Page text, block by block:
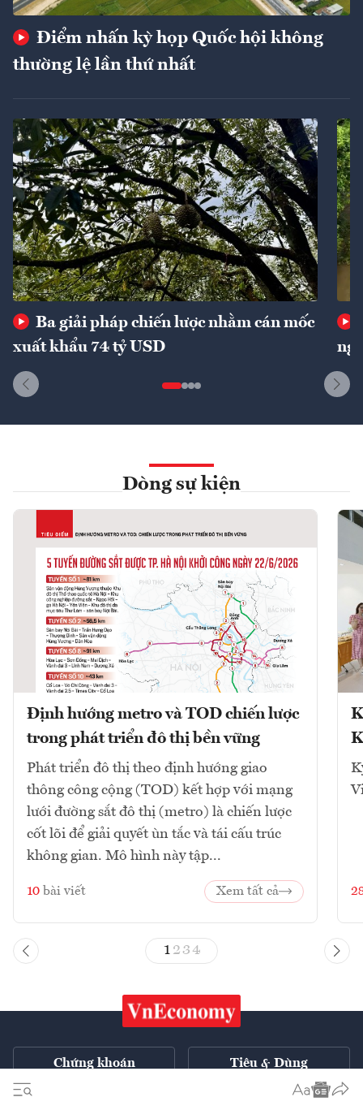
Điểm nhấn kỳ họp Quốc hội không
thường lệ lần thứ nhất
Ba giải pháp chiến lược nhằm cán mốc
xuất khẩu 74 tỷ USD
Dòng sự kiện
Định hướng metro và TOD chiến lược
trong phát triển đô thị bền vững
Phát triển đô thị theo định hướng giao
thông công cộng (TOD) kết hợp với mạng
lưới đường sắt đô thị (metro) là chiến lược
cốt lõi để giải quyết ùn tắc và tái cấu trúc
không gian. Mô hình này tập...
10 bài viết Xem tất cả
1 23 4
Chứng khoán Tiêu & Dùng